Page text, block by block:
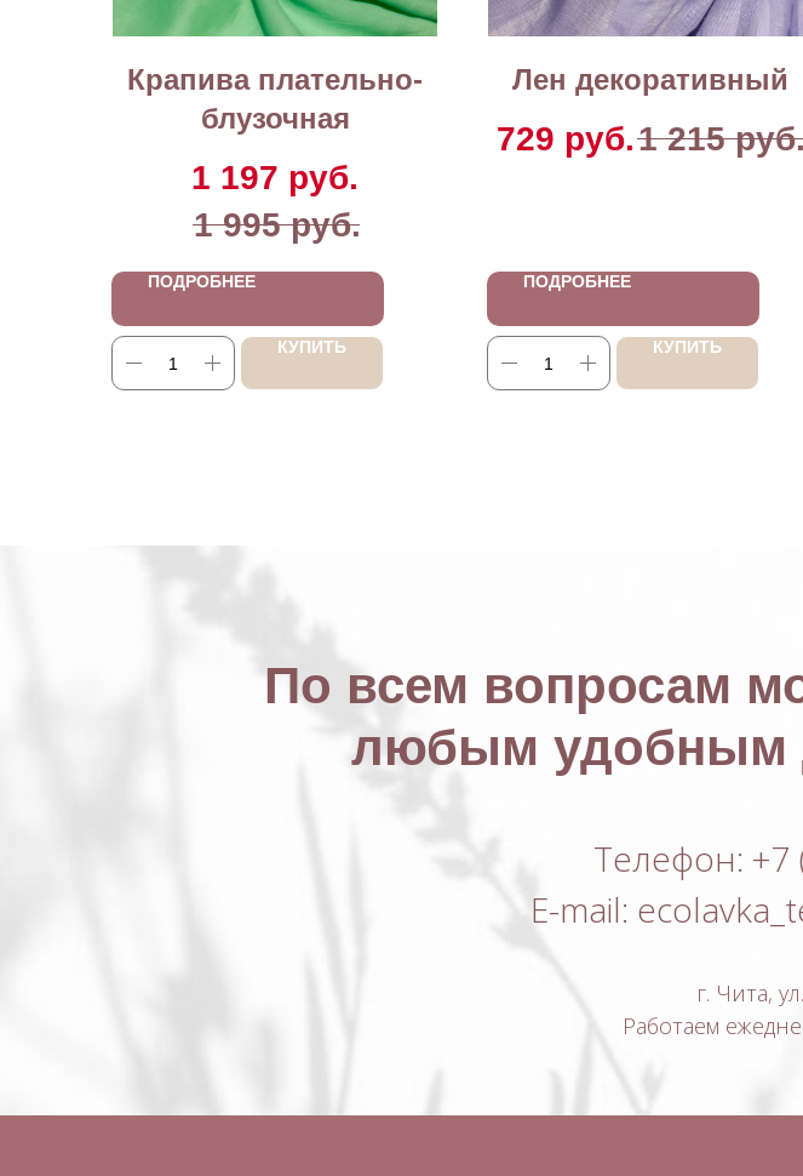
Крапива плательно-
блузочная
1 197 руб.
1 995 руб.
ПОДРОБНЕЕ
КУПИТЬ
Лен декоративный
729 руб.1 215 руб.
ПОДРОБНЕЕ
КУПИТЬ
По всем вопросам
любым удобным
Телефон: +7
E-mail:
г. Чита,
Работаем